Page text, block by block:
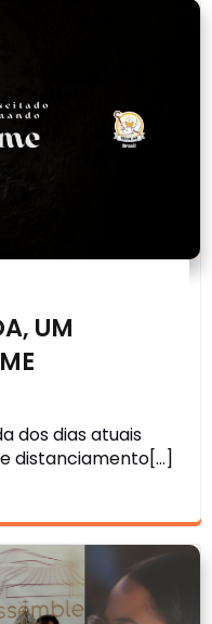
UM
dos dias atuais
distanciamento[…]